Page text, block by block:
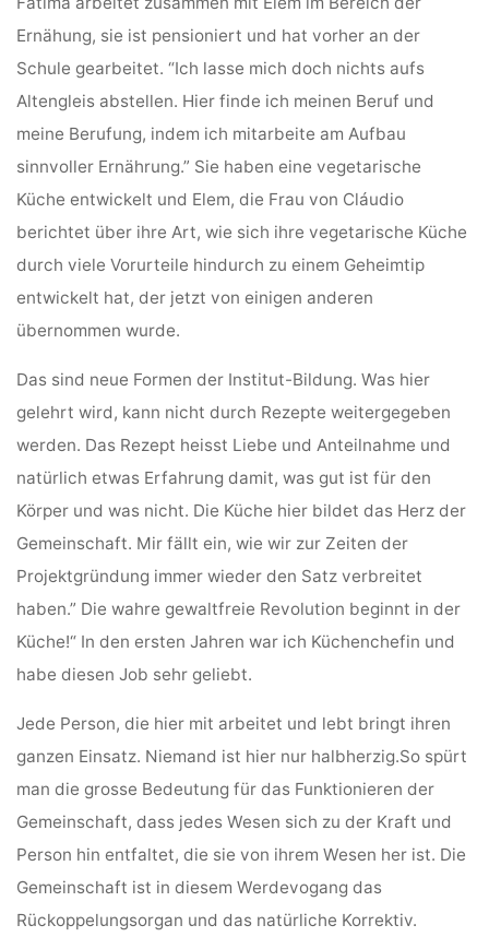
Ernähung, sie ist pensioniert und hat vorher an der
Schule gearbeitet. “Ich lasse mich doch nichts aufs
Altengleis abstellen. Hier finde ich meinen Beruf und
meine Berufung, indem ich mitarbeite am Aufbau
sinnvoller Ernährung.” Sie haben eine vegetarische
Küche entwickelt und Elem, die Frau von Cláudio
berichtet über ihre Art, wie sich ihre vegetarische Küche
durch viele Vorurteile hindurch zu einem Geheimtip
entwickelt hat, der jetzt von einigen anderen
übernommen wurde.
Das sind neue Formen der Institut-Bildung. Was hier
gelehrt wird, kann nicht durch Rezepte weitergegeben
werden. Das Rezept heisst Liebe und Anteilnahme und
natürlich etwas Erfahrung damit, was gut ist für den
Körper und was nicht. Die Küche hier bildet das Herz der
Gemeinschaft. Mir fällt ein, wie wir zur Zeiten der
Projektgründung immer wieder den Satz verbreitet
haben.” Die wahre gewaltfreie Revolution beginnt in der
Küche!“ In den ersten Jahren war ich Küchenchefin und
habe diesen Job sehr geliebt.
Jede Person, die hier mit arbeitet und lebt bringt ihren
ganzen Einsatz. Niemand ist hier nur halbherzig.So spürt
man die grosse Bedeutung für das Funktionieren der
Gemeinschaft, dass jedes Wesen sich zu der Kraft und
Person hin entfaltet, die sie von ihrem Wesen her ist. Die
Gemeinschaft ist in diesem Werdevogang das
Rückoppelungsorgan und das natürliche Korrektiv.